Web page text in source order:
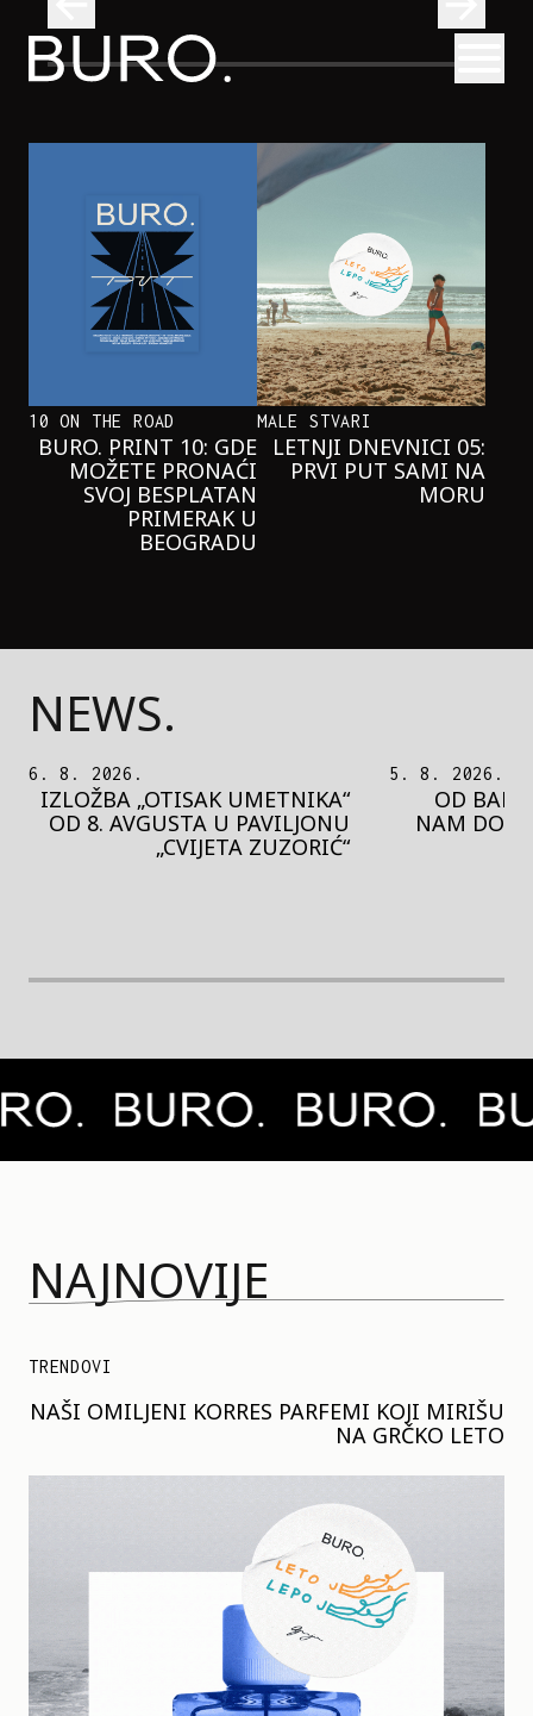
BURO.
KAD SE ISPOD TRGA REPUBLIKE
ZAČUJE OKEAN: SVE O IZLOŽBI
„ATLANTIS”
10 ON THE ROAD
BURO. PRINT 10: GDE
MOŽETE PRONAĆI
SVOJ BESPLATAN
PRIMERAK U
BEOGRADU
MALE STVARI
LETNJI DNEVNICI 05:
PRVI PUT SAMI NA
MORU
NEWS.
5. 8. 2026.
OD BAROKA DO REJVA: ŠTA
NAM DONOSI NOVI BUPBAP
FESTIVAL?
5. 8. 2026.
PEDJA
MOTIVE
NAJNOVIJE
TRENDOVI
NAŠI OMILJENI KORRES PARFEMI KOJI MIRIŠU
NA GRČKO LETO